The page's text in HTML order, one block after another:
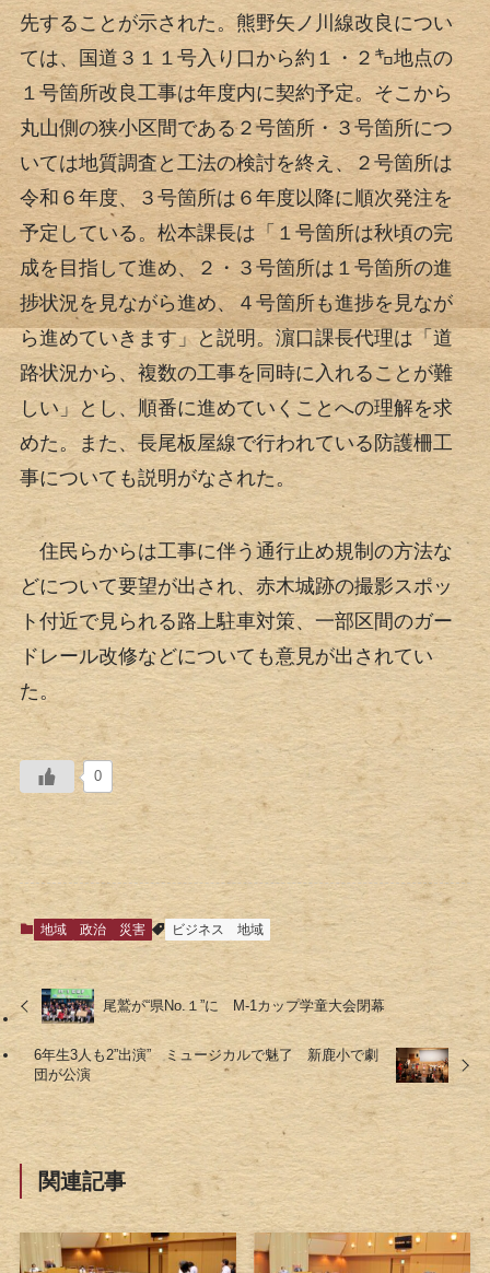
先することが示された。熊野矢ノ川線改良につい
ては、国道３１１号入り口から約１・２㌔地点の
１号箇所改良工事は年度内に契約予定。そこから
丸山側の狭小区間である２号箇所・３号箇所につ
いては地質調査と工法の検討を終え、２号箇所は
令和６年度、３号箇所は６年度以降に順次発注を
予定している。松本課長は「１号箇所は秋頃の完
成を目指して進め、２・３号箇所は１号箇所の進
捗状況を見ながら進め、４号箇所も進捗を見なが
ら進めていきます」と説明。濵口課長代理は「道
路状況から、複数の工事を同時に入れることが難
しい」とし、順番に進めていくことへの理解を求
めた。また、長尾板屋線で行われている防護柵工
事についても説明がなされた。
住民らからは工事に伴う通行止め規制の方法な
どについて要望が出され、赤木城跡の撮影スポッ
ト付近で見られる路上駐車対策、一部区間のガー
ドレール改修などについても意見が出されてい
た。
0
地域 政治 災害 ビジネス 地域
尾鷲が“県No.１”に M-1カップ学童大会閉幕
6年生3人も2”出演” ミュージカルで魅了 新鹿小で劇
団が公演
関連記事